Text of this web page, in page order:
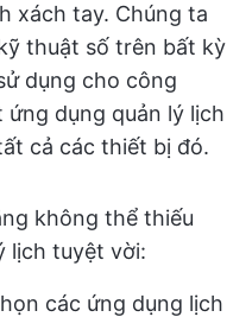
xách tay. Chúng ta
thuật số trên bất kỳ
dụng cho công
dụng quản lý lịch
cả các thiết bị đó.
không thể thiếu
lịch tuyệt vời:
các ứng dụng lịch